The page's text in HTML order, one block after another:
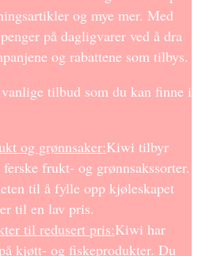
og mye mer. Med
på dagligvarer ved å dra
og rabattene som tilbys.
tilbud som du kan finne i
og grønnsaker:Kiwi tilbyr
frukt- og grønnsakssorter.
til å fylle opp kjøleskapet
til en lav pris.
til redusert pris:Kiwi har
kjøtt- og fiskeprodukter. Du